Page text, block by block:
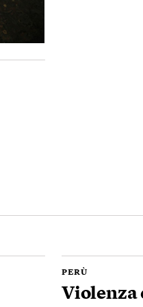
PERÙ
Violenza